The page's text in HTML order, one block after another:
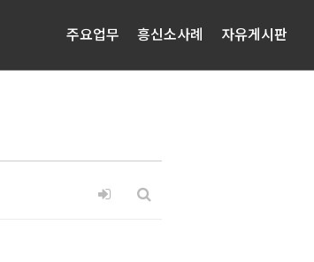
주요업무 흥신소사례 자유게시판